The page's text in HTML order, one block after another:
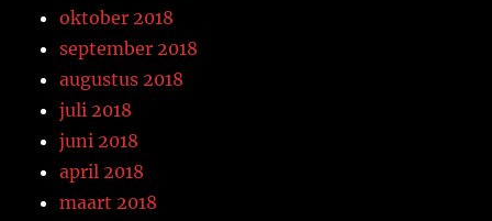
oktober 2018
september 2018
augustus 2018
juli 2018
juni 2018
april 2018
maart 2018